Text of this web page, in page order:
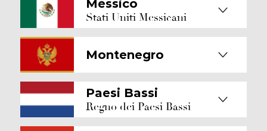
Messico
Stati Uniti Messicani
Montenegro
Paesi Bassi
Regno dei Paesi Bassi